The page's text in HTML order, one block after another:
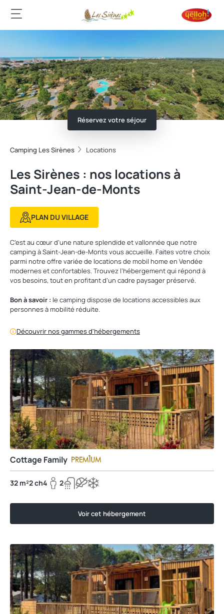
Réservez votre séjour
Camping Les Sirènes Locations
Les Sirènes : nos locations à
Saint-Jean-de-Monts
PLAN DU VILLAGE
C’est au cœur d’une nature splendide et vallonnée que notre
camping à Saint-Jean-de-Monts vous accueille. Faites votre choix
parmi notre offre variée de locations de mobil home en Vendée
modernes et confortables. Trouvez l’hébergement qui répond à
vos besoins, tout en profitant d’un cadre paysager préservé.
Bon à savoir : le camping dispose de locations accessibles aux
personnes à mobilité réduite.
Découvrir nos gammes d'hébergements
Cottage Family
32 m²2 ch4 2
Voir cet hébergement